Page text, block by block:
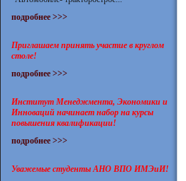
подробнее >>>
Приглашаем принять участие в круглом
столе!
подробнее >>>
Институт Менеджмента, Экономики и
Инноваций начинает набор на курсы
повышения квалификации!
подробнее >>>
Уважемые студенты АНО ВПО ИМЭиИ!